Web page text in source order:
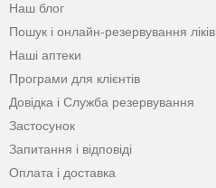
Наш блог
Пошук і онлайн-резервування ліків
Наші аптеки
Програми для клієнтів
Довідка і Служба резервування
Застосунок
Запитання і відповіді
Оплата і доставка